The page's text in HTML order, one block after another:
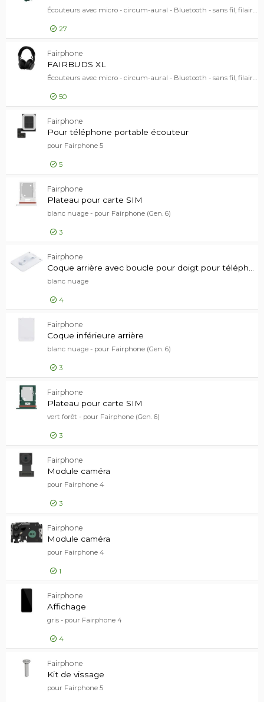
En stock
Marque
Marque
Fairphone
D4B
DLH Energy 3
Prix
Gamme de produits
Fairphone
Modèle
Modèle
Écouteurs avec micro - circum-aural - Bluetooth - sans fil, filaire - Suppresseur de bruit actif - USB-C - vert forêt
27
Fairphone
FAIRBUDS XL
Écouteurs avec micro - circum-aural - Bluetooth - sans fil, filaire - Suppresseur de bruit actif - USB-C - noir horizon
50
Fairphone
Pour téléphone portable écouteur
pour Fairphone 5
5
Fairphone
Plateau pour carte SIM
blanc nuage - pour Fairphone (Gen. 6)
3
Fairphone
blanc nuage
4
Fairphone
Coque inférieure arrière
blanc nuage - pour Fairphone (Gen. 6)
3
Fairphone
Plateau pour carte SIM
vert forêt - pour Fairphone (Gen. 6)
3
Fairphone
Module caméra
pour Fairphone 4
3
Fairphone
Module caméra
pour Fairphone 4
1
Fairphone
Affichage
gris - pour Fairphone 4
4
Fairphone
Kit de vissage
pour Fairphone 5